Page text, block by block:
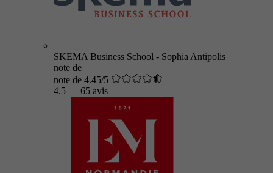
SKEMA Business School - Sophia Antipolis
note de
note de 4.45/5
4.5 — 65 avis